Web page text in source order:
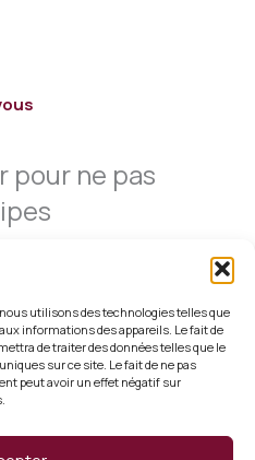
utilisons des technologies telles que
informations des appareils. Le fait de
de traiter des données telles que le
sur ce site. Le fait de ne pas
peut avoir un effet négatif sur
pour ne pas
légales
de vente